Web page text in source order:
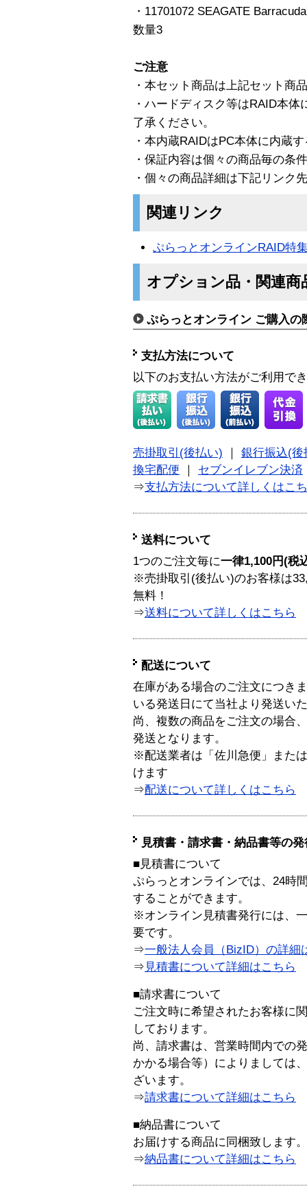
・11701072 SEAGATE
数量3
ご注意
・本セット商品は上記セット商
・ハードディスク等はRAID本
了承ください。
・本内蔵RAIDはPC本体に内蔵
・保証内容は個々の商品毎の条
・個々の商品詳細は下記リンク
関連リンク
ぷらっとオンラインRAID特
オプション品・関連商
ぷらっとオンライン ご購入の
支払方法について
以下のお支払い方法がご利用で
売掛取引(後払い)
銀行振込(後
換宅配便
セブンイレブン決済
⇒支払方法について詳しくはこ
送料について
1つのご注文毎に一律1,100円(税
※売掛取引(後払い)のお客様は
無料！
⇒送料について詳しくはこちら
配送について
在庫がある場合のご注文につき
いる発送日にて当社より発送い
尚、複数の商品をご注文の場合
発送となります。
※配送業者は「佐川急便」また
けます
⇒配送について詳しくはこちら
見積書・請求書・納品書等の
■見積書について
ぷらっとオンラインでは、24時
することができます。
※オンライン見積書発行には、
要です。
⇒一般法人会員（BizID）の詳細
⇒ 見積書について詳細はこちら
■請求書について
ご注文時に希望されたお客様に
しております。
尚、請求書は、営業時間内での
かかる場合等）によりましては
ざいます。
⇒請求書について詳細はこちら
■納品書について
お届けする商品に同梱致します。
⇒納品書について詳細はこちら